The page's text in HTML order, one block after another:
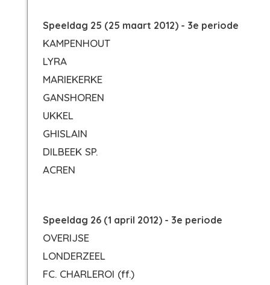
Speeldag 25 (25 maart 2012) - 3e periode
KAMPENHOUT
LYRA
MARIEKERKE
GANSHOREN
UKKEL
GHISLAIN
DILBEEK SP.
ACREN
Speeldag 26 (1 april 2012) - 3e periode
OVERIJSE
LONDERZEEL
FC. CHARLEROI (ff.)